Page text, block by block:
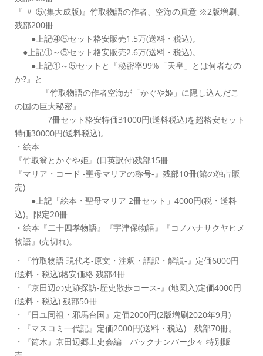
『 〃 ⑤(集大成版)』竹取物語の作者、空海の真意 ※2版増刷、
残部200冊
●上記④⑤セット格安販売1.5万(送料・税込)。
●上記①～⑤セット格安販売2.6万(送料・税込)。
●上記①～⑤セットと『秘密率99%「天皇」とは何者なの
か?』と
『竹取物語の作者空海が「かぐや姫」に隠し込んだこ
の国の巨大秘密』
7冊セット格安特価31000円(送料税込)を超格安セット
特価30000円(送料税込)。
・絵本
『竹取翁とかぐや姫』(日英訳付)残部15冊
『マリア・コード -聖母マリアの称号-』残部10冊(館の独占販
売)
●上記「絵本・聖母マリア 2冊セット」4000円(税・送料
込)。限定20冊
・絵本『二十四孝物語』『宇津保物語』『コノハナサクヤヒメ
物語』(売切れ)。
・『竹取物語 現代考-原文・注釈・語訳・解説-』定価6000円
(送料・税込)格安価格 残部4冊
・『京田辺の史跡探訪-歴史散歩コース-』(地図入)定価4000円
(送料・税込) 残部50冊
・『日ユ同祖・邪馬台国』定価2000円(2版増刷2020年9月)
・『マスコミ一代記』定価2000円(送料・税込) 残部70冊。
・『筒木』京田辺郷土史会編 バックナンバー少々 特別販